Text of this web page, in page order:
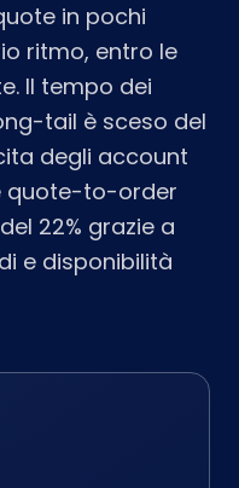
in pochi
ritmo, entro le
Il tempo dei
tail è sceso del
degli account
quote-to-order
22% grazie a
e disponibilità